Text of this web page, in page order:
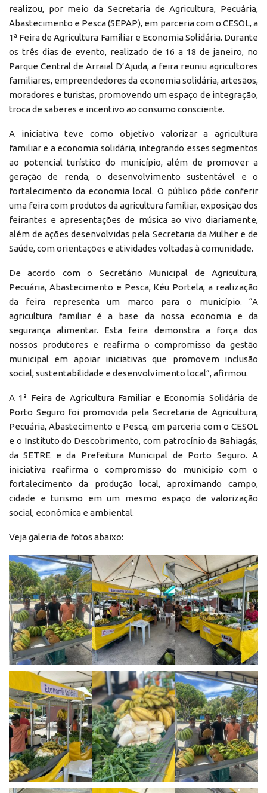
realizou, por meio da Secretaria de Agricultura, Pecuária,
Abastecimento e Pesca (SEPAP), em parceria com o CESOL, a
1ª Feira de Agricultura Familiar e Economia Solidária. Durante
os três dias de evento, realizado de 16 a 18 de janeiro, no
Parque Central de Arraial D’Ajuda, a feira reuniu agricultores
familiares, empreendedores da economia solidária, artesãos,
moradores e turistas, promovendo um espaço de integração,
troca de saberes e incentivo ao consumo consciente.
A iniciativa teve como objetivo valorizar a agricultura
familiar e a economia solidária, integrando esses segmentos
ao potencial turístico do município, além de promover a
geração de renda, o desenvolvimento sustentável e o
fortalecimento da economia local. O público pôde conferir
uma feira com produtos da agricultura familiar, exposição dos
feirantes e apresentações de música ao vivo diariamente,
além de ações desenvolvidas pela Secretaria da Mulher e de
Saúde, com orientações e atividades voltadas à comunidade.
De acordo com o Secretário Municipal de Agricultura,
Pecuária, Abastecimento e Pesca, Kéu Portela, a realização
da feira representa um marco para o município. “A
agricultura familiar é a base da nossa economia e da
segurança alimentar. Esta feira demonstra a força dos
nossos produtores e reafirma o compromisso da gestão
municipal em apoiar iniciativas que promovem inclusão
social, sustentabilidade e desenvolvimento local”, afirmou.
A 1ª Feira de Agricultura Familiar e Economia Solidária de
Porto Seguro foi promovida pela Secretaria de Agricultura,
Pecuária, Abastecimento e Pesca, em parceria com o CESOL
e o Instituto do Descobrimento, com patrocínio da Bahiagás,
da SETRE e da Prefeitura Municipal de Porto Seguro. A
iniciativa reafirma o compromisso do município com o
fortalecimento da produção local, aproximando campo,
cidade e turismo em um mesmo espaço de valorização
social, econômica e ambiental.
Veja galeria de fotos abaixo: